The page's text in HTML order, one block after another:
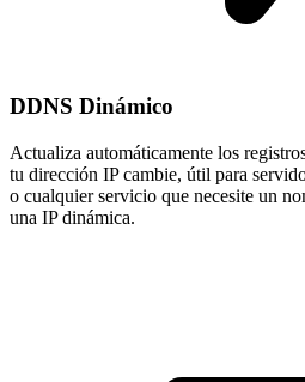
DDNS Dinámico
Actualiza automáticamente los
tu dirección IP cambie, útil para
o cualquier servicio que necesite un
una IP dinámica.